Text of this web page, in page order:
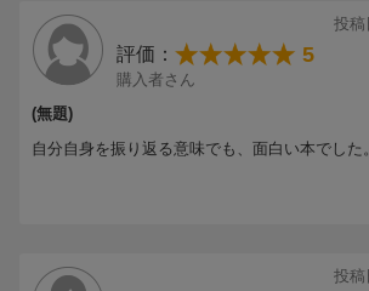
投稿
評価： 5
購入者さん
(無題)
自分自身を振り返る意味でも、面白い本でした。
投稿